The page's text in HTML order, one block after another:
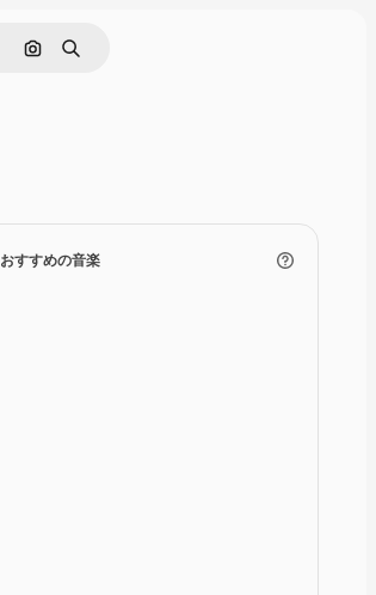
画像で検索
検索
おすすめの音楽